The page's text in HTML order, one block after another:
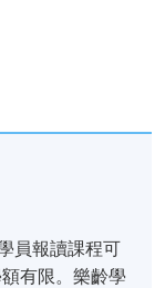
員報讀課程可
有限。樂齡學